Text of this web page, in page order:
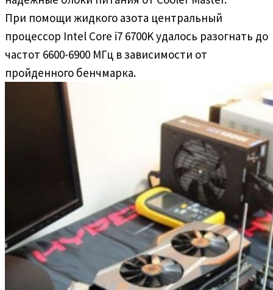
При помощи жидкого азота центральный
процессор Intel Core i7 6700K удалось разогнать до
частот 6600-6900 МГц в зависимости от
пройденного бенчмарка.